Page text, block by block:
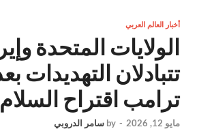
أخبار العالم العربي
الولايات المتحدة
تتبادلان التهديدات
ترامب اقتراح السلام
مايو 12, 2026 -
by سامر الدروبي